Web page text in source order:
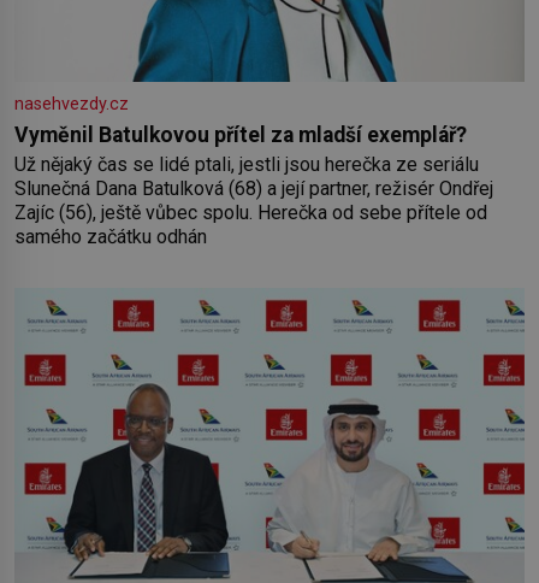
nasehvezdy.cz
Vyměnil Batulkovou přítel za mladší exemplář?
Už nějaký čas se lidé ptali, jestli jsou herečka ze seriálu
Slunečná Dana Batulková (68) a její partner, režisér Ondřej
Zajíc (56), ještě vůbec spolu. Herečka od sebe přítele od
samého začátku odhán